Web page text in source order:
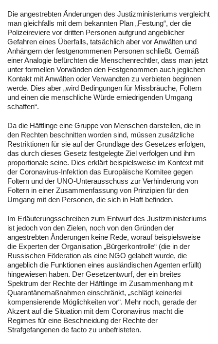
Die angestrebten Änderungen des Justizministeriums vergleicht
man gleichfalls mit dem bekannten Plan „Festung“, der die
Polizeireviere vor dritten Personen aufgrund angeblicher
Gefahren eines Überfalls, tatsächlich aber vor Anwälten und
Anhängern der festgenommenen Personen schließt. Gemäß
einer Analogie befürchten die Menschenrechtler, dass man jetzt
unter formellen Vorwänden den Festgenommen auch jeglichen
Kontakt mit Anwälten oder Verwandten zu verbieten beginnen
werde. Dies aber „wird Bedingungen für Missbräuche, Foltern
und einen die menschliche Würde erniedrigenden Umgang
schaffen“.
Da die Häftlinge eine Gruppe von Menschen darstellen, die in
den Rechten beschnitten worden sind, müssen zusätzliche
Restriktionen für sie auf der Grundlage des Gesetzes erfolgen,
das durch dieses Gesetz festgelegte Ziel verfolgen und ihm
proportionale seine. Dies erklärt beispielsweise im Kontext mit
der Coronavirus-Infektion das Europäische Komitee gegen
Foltern und der UNO-Unterausschuss zur Verhinderung von
Foltern in einer Zusammenfassung von Prinzipien für den
Umgang mit den Personen, die sich in Haft befinden.
Im Erläuterungsschreiben zum Entwurf des Justizministeriums
ist jedoch von den Zielen, noch von den Gründen der
angestrebten Änderungen keine Rede, worauf beispielsweise
die Experten der Organisation „Bürgerkontrolle“ (die in der
Russischen Föderation als eine NGO gelabelt wurde, die
angeblich die Funktionen eines ausländischen Agenten erfüllt)
hingewiesen haben. Der Gesetzentwurf, der ein breites
Spektrum der Rechte der Häftlinge im Zusammenhang mit
Quarantänemaßnahmen einschränkt, „schlägt keinerlei
kompensierende Möglichkeiten vor“. Mehr noch, gerade der
Akzent auf die Situation mit dem Coronavirus macht die
Regimes für eine Beschneidung der Rechte der
Strafgefangenen de facto zu unbefristeten.